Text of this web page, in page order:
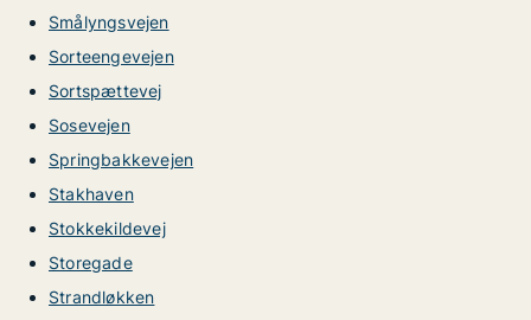
Smålyngsvejen
Sorteengevejen
Sortspættevej
Sosevejen
Springbakkevejen
Stakhaven
Stokkekildevej
Storegade
Strandløkken